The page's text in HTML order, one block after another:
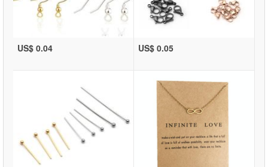
US$ 0.04 US$ 0.05